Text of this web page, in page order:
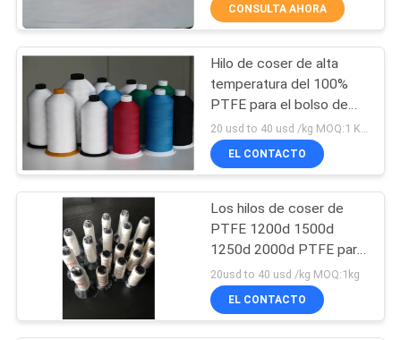
ÉNTRENOS
EN
CONTACTO
CON
PIDA
UNA
MAPA
DEL
Accesorios de filtro
prensa
13
92
CONSULTA AHORA
Hilo de coser de alta
temperatura del 100%
PTFE para el bolso de
filtro
20 usd to 40 usd /kg MOQ:1 KILOGRAMO
EL CONTACTO
Los hilos de coser de
PTFE 1200d 1500d
1250d 2000d PTFE para
el filtro empaquetan la
costura
20usd to 40 usd /kg MOQ:1kg
EL CONTACTO